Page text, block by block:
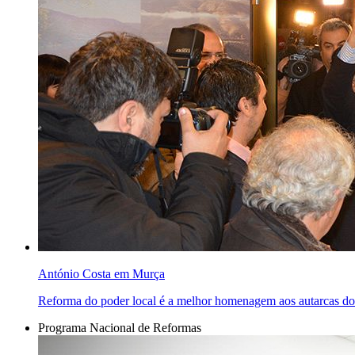
António Costa em Murça
Reforma do poder local é a melhor homenagem aos autarcas
Programa Nacional de Reformas